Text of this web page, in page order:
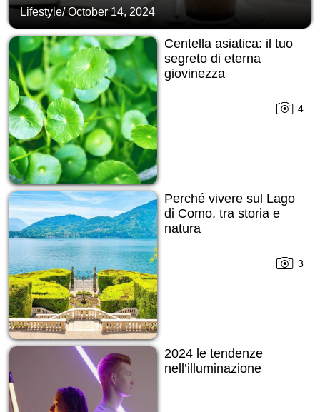
Lifestyle/October 14, 2024
Centella asiatica: il tuo
segreto di eterna
giovinezza
4
Perché vivere sul Lago
di Como, tra storia e
natura
3
2024 le tendenze
nell’illuminazione